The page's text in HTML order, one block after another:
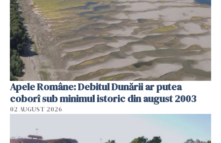
Apele Române: Debitul Dunării ar putea
coborî sub minimul istoric din august 2003
02 AUGUST 2026